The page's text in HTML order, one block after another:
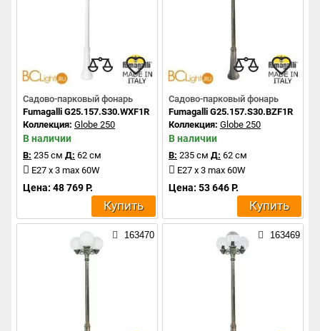
Садово-парковый фонарь
Fumagalli G25.157.S30.WXF1R
Коллекция: Globe 250
В наличии
В: 235 см Д: 62 см
E27 x 3 max 60W
Цена: 48 769 Р.
Купить
Садово-парковый фонарь
Fumagalli G25.157.S30.BZF1R
Коллекция: Globe 250
В наличии
В: 235 см Д: 62 см
E27 x 3 max 60W
Цена: 53 646 Р.
Купить
163470 163469